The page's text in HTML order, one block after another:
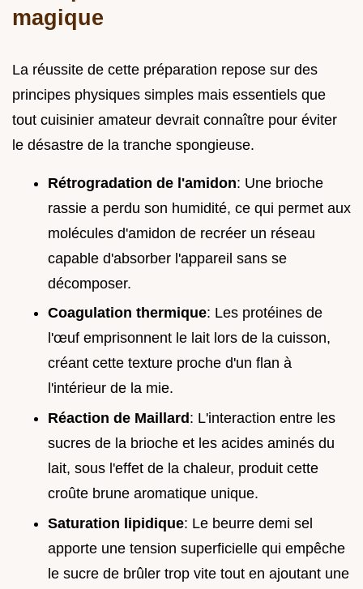
magique
La réussite de cette préparation repose sur des
principes physiques simples mais essentiels que
tout cuisinier amateur devrait connaître pour éviter
le désastre de la tranche spongieuse.
Rétrogradation de l'amidon: Une brioche
rassie a perdu son humidité, ce qui permet aux
molécules d'amidon de recréer un réseau
capable d'absorber l'appareil sans se
décomposer.
Coagulation thermique: Les protéines de
l'œuf emprisonnent le lait lors de la cuisson,
créant cette texture proche d'un flan à
l'intérieur de la mie.
Réaction de Maillard: L'interaction entre les
sucres de la brioche et les acides aminés du
lait, sous l'effet de la chaleur, produit cette
croûte brune aromatique unique.
Saturation lipidique: Le beurre demi sel
apporte une tension superficielle qui empêche
le sucre de brûler trop vite tout en ajoutant une